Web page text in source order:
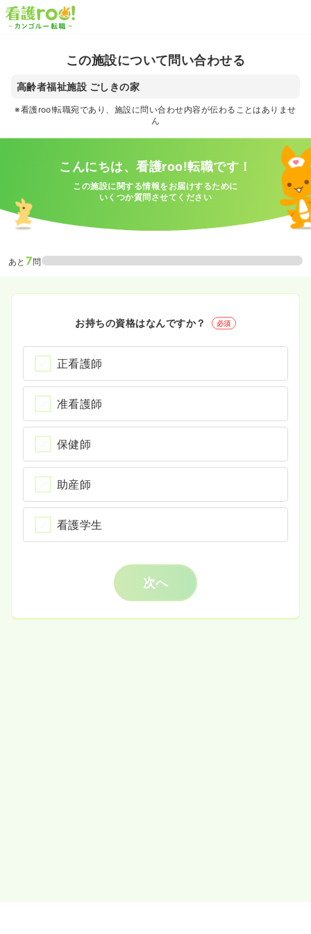
この施設について問い合わせる
高齢者福祉施設 ごしきの家
※看護roo!転職宛であり、施設に問い合わせ内容が伝わることはありませ
ん
こんにちは、看護roo!転職です！
この施設に関する情報をお届けするために
いくつか質問させてください
あと 7問
お持ちの資格はなんですか？ 必須
正看護師
准看護師
保健師
助産師
看護学生
次へ